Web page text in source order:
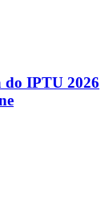
do IPTU 2026